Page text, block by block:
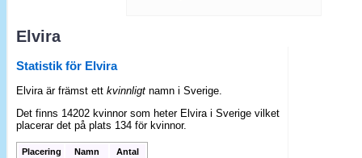
Elvira
Statistik för Elvira
Elvira är främst ettkvinnligt namn i Sverige.
Det finns 14202 kvinnor som heter Elvira i Sverige vilket
placerar det på plats 134 för kvinnor.
Placering Namn
Antal